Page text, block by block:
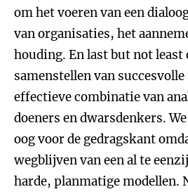
om het voeren van een
van organisaties, het
houding. En last but not least
samenstellen van
effectieve combinatie van
doeners en dwarsdenkers.
oog voor de gedragskant
wegblijven van een al te
harde, planmatige modellen.